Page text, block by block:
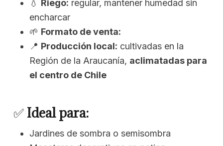
💧 Riego: regular, mantener humedad sin
encharcar
🌱 Formato de venta:
📍 Producción local: cultivadas en la
Región de la Araucanía, aclimatadas para
el centro de Chile
✅Ideal para:
Jardines de sombra o semisombra